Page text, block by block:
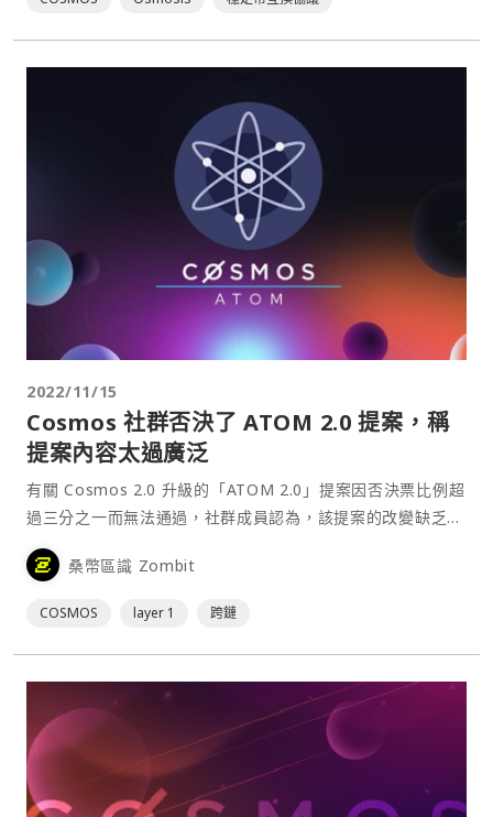
2022/11/15
Cosmos 社群否決了 ATOM 2.0 提案，稱
提案內容太過廣泛
有關 Cosmos 2.0 升級的「ATOM 2.0」提案因否決票比例超
過三分之一而無法通過，社群成員認為，該提案的改變缺乏明
確性，而且提案的內容太廣泛，這是他們反對的主要原因。被
稱為「Atom One」和「Atom Zero」的替代方案也未獲社
桑幣區識 Zombit
COSMOS layer 1 跨鏈